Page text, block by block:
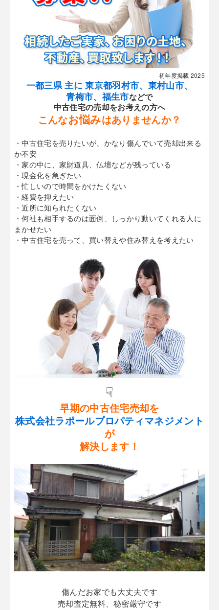
初年度掲載 2025
一都三県 主に 東京都羽村市、東村山市、
青梅市、福生市などで
中古住宅の売却をお考えの方へ
こんなお悩みはありませんか？
・中古住宅を売りたいが、かなり傷んでいて売却出来る
か不安
・家の中に、家財道具、仏壇などが残っている
・現金化を急ぎたい
・忙しいので時間をかけたくない
・経費を抑えたい
・近所に知られたくない
・何社も相手するのは面倒、しっかり動いてくれる人に
まかせたい
・中古住宅を売って、買い替えや住み替えを考えたい
☟
早期の中古住宅売却を
株式会社ラポールプロパティマネジメント
が
解決します！
傷んだお家でも大丈夫です
売却査定無料、秘密厳守です